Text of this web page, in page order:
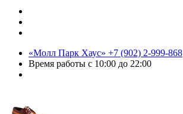
«Молл Парк Хаус» +7 (902) 2-999-868
Время работы с 10:00 до 22:00